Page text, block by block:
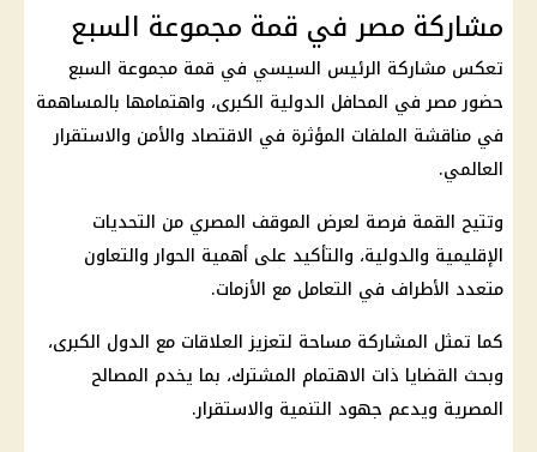
مشاركة مصر في قمة مجموعة السبع
تعكس مشاركة الرئيس السيسي في قمة مجموعة السبع
حضور مصر في المحافل الدولية الكبرى، واهتمامها بالمساهمة
في مناقشة الملفات المؤثرة في الاقتصاد والأمن والاستقرار
العالمي.
وتتيح القمة فرصة لعرض الموقف المصري من التحديات
الإقليمية والدولية، والتأكيد على أهمية الحوار والتعاون
متعدد الأطراف في التعامل مع الأزمات.
كما تمثل المشاركة مساحة لتعزيز العلاقات مع الدول الكبرى،
وبحث القضايا ذات الاهتمام المشترك، بما يخدم المصالح
المصرية ويدعم جهود التنمية والاستقرار.